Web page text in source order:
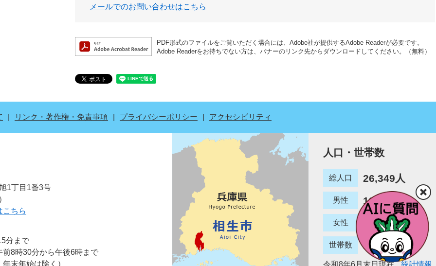
メールでのお問い合わせはこちら
PDF形式のファイルをご覧いただく場合には、Adobe社が提供するAdobe Readerが必要です。
Adobe Readerをお持ちでない方は、バナーのリンク先からダウンロードしてください。（無料）
リンク・著作権・免責事項 プライバシーポリシー アクセシビリティ
1丁目1番3号
こちら
分まで
8時30分から午後6時まで
末年始は除く）
人口・世帯数
総人口 26,349人
男性 12,780人
女性 13,569人
世帯数 12,887世帯
令和8年6月末日現在 統計情報